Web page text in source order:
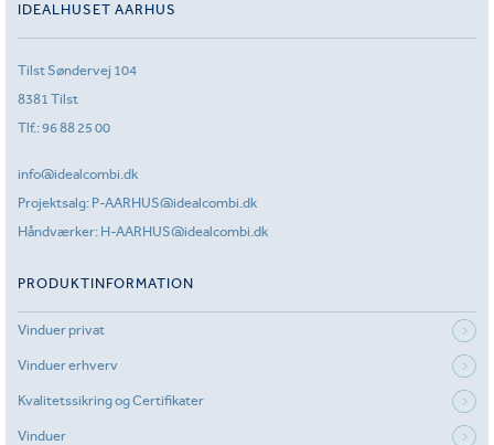
IDEALHUSET AARHUS
Tilst Søndervej 104
8381 Tilst
Tlf.:96 88 25 00
info@idealcombi.dk
Projektsalg: P-AARHUS@idealcombi.dk
Håndværker: H-AARHUS@idealcombi.dk
PRODUKTINFORMATION
Vinduer privat
Vinduer erhverv
Kvalitetssikring og Certifikater
Vinduer